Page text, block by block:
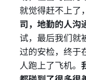
就觉得赶不上了，
司，地勤的人沟
试，最后我们就
过的安检，终于
人跑上了飞机。